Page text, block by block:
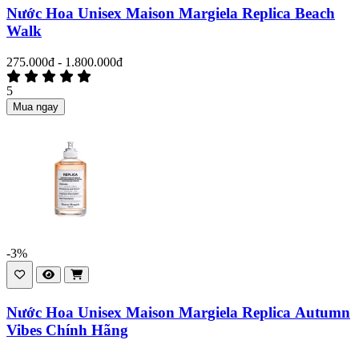
Nước Hoa Unisex Maison Margiela Replica Beach
Walk
275.000đ - 1.800.000đ
5
Mua ngay
-3%
Nước Hoa Unisex Maison Margiela Replica Autumn
Vibes Chính Hãng